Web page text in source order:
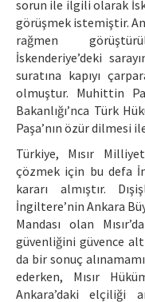
sorun ile ilgili olarak
görüşmek istemiştir.
rağmen
İskenderiye’deki
suratına kapıyı
olmuştur. Muhittin
Bakanlığı’nca Türk
Paşa’nın özür dilmesi
Türkiye, Mısır
çözmek için bu defa
kararı almıştır.
İngiltere’nin Ankara
Mandası olan
güvenliğini güvence
da bir sonuç
ederken, Mısır
Ankara’daki elçiliği